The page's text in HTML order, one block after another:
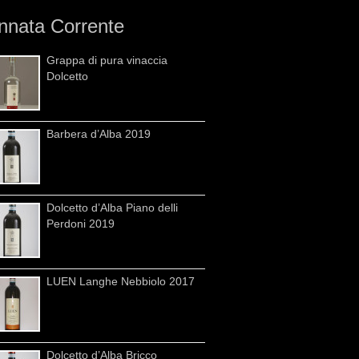
Corrente
Grappa di pura vinaccia
Dolcetto
Barbera d’Alba 2019
Dolcetto d’Alba Piano delli
Perdoni 2019
LUEN Langhe Nebbiolo 2017
Dolcetto d’Alba Bricco